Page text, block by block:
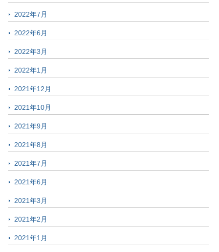
2022年7月
2022年6月
2022年3月
2022年1月
2021年12月
2021年10月
2021年9月
2021年8月
2021年7月
2021年6月
2021年3月
2021年2月
2021年1月